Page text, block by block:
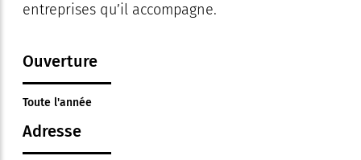
entreprises qu’il accompagne.
Ouverture
Toute l'année
Adresse